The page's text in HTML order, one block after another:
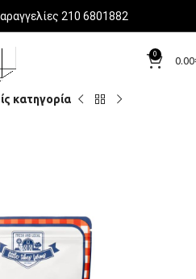
210 6801882
0
0.00
κατηγορία